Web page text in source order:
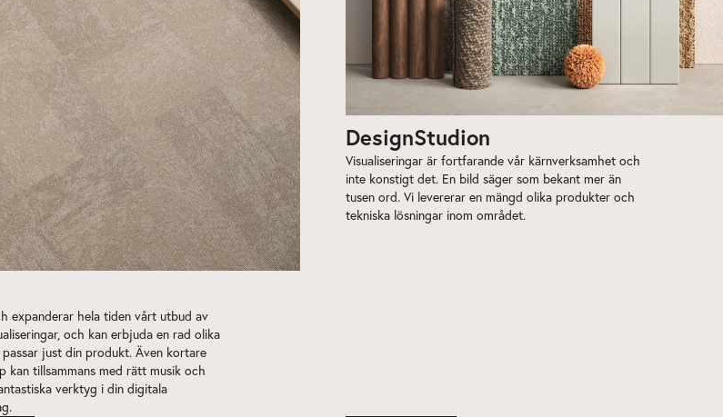
expanderar hela tiden vårt utbud av
och kan erbjuda en rad olika
passar just din produkt. Även kortare
kan tillsammans med rätt musik och
verktyg i din digitala
DesignStudion
Visualiseringar är fortfarande vår kärnverksamhet och
inte konstigt det. En bild säger som bekant mer än
tusen ord. Vi levererar en mängd olika produkter och
tekniska lösningar inom området.